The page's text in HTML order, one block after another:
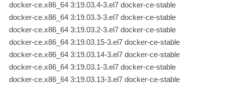
docker-ce.x86_64 3:19.03.4-3.el7 docker-ce-stable
docker-ce.x86_64 3:19.03.3-3.el7 docker-ce-stable
docker-ce.x86_64 3:19.03.2-3.el7 docker-ce-stable
docker-ce.x86_64 3:19.03.15-3.el7 docker-ce-stable
docker-ce.x86_64 3:19.03.14-3.el7 docker-ce-stable
docker-ce.x86_64 3:19.03.1-3.el7 docker-ce-stable
docker-ce.x86_64 3:19.03.13-3.el7 docker-ce-stable